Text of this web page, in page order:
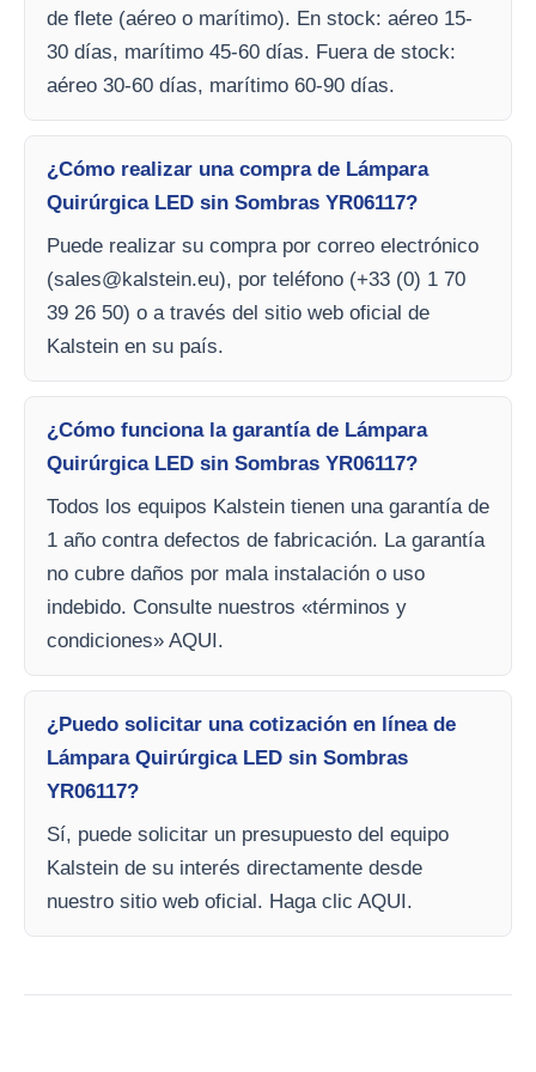
de flete (aéreo o marítimo). En stock: aéreo 15-
30 días, marítimo 45-60 días. Fuera de stock:
aéreo 30-60 días, marítimo 60-90 días.
¿Cómo realizar una compra de Lámpara
Quirúrgica LED sin Sombras YR06117?
Puede realizar su compra por correo electrónico
(sales@kalstein.eu), por teléfono (+33 (0) 1 70
39 26 50) o a través del sitio web oficial de
Kalstein en su país.
¿Cómo funciona la garantía de Lámpara
Quirúrgica LED sin Sombras YR06117?
Todos los equipos Kalstein tienen una garantía de
1 año contra defectos de fabricación. La garantía
no cubre daños por mala instalación o uso
indebido. Consulte nuestros «términos y
condiciones» AQUI.
¿Puedo solicitar una cotización en línea de
Lámpara Quirúrgica LED sin Sombras
YR06117?
Sí, puede solicitar un presupuesto del equipo
Kalstein de su interés directamente desde
nuestro sitio web oficial. Haga clic AQUI.